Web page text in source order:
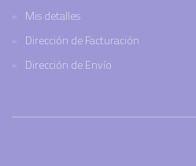
Mis detalles
Dirección de Facturación
Dirección de Envío